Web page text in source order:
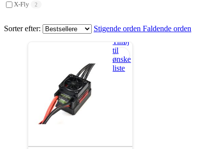
Sorter efter: Stigende orden Faldende orden
Tilføj
til
ønske
liste
X-Fly 2